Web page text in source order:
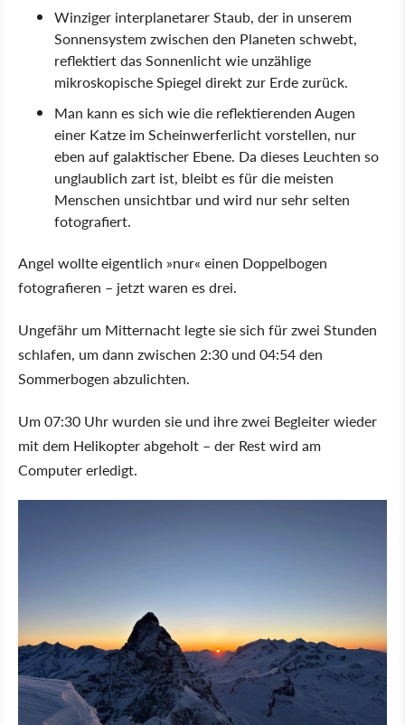
Winziger interplanetarer Staub, der in unserem
Sonnensystem zwischen den Planeten schwebt,
reflektiert das Sonnenlicht wie unzählige
mikroskopische Spiegel direkt zur Erde zurück.
Man kann es sich wie die reflektierenden Augen
einer Katze im Scheinwerferlicht vorstellen, nur
eben auf galaktischer Ebene. Da dieses Leuchten so
unglaublich zart ist, bleibt es für die meisten
Menschen unsichtbar und wird nur sehr selten
fotografiert.
Angel wollte eigentlich »nur« einen Doppelbogen
fotografieren – jetzt waren es drei.
Ungefähr um Mitternacht legte sie sich für zwei Stunden
schlafen, um dann zwischen 2:30 und 04:54 den
Sommerbogen abzulichten.
Um 07:30 Uhr wurden sie und ihre zwei Begleiter wieder
mit dem Helikopter abgeholt – der Rest wird am
Computer erledigt.